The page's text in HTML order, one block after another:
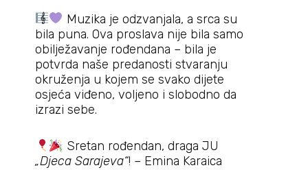
Muzika je odzvanjala, a srca su
bila puna. Ova proslava nije bila samo
obilježavanje rođendana – bila je
potvrda naše predanosti stvaranju
okruženja u kojem se svako dijete
osjeća viđeno, voljeno i slobodno da
izrazi sebe.
Sretan rođendan, draga JU
„Djeca Sarajeva“! – Emina Karaica